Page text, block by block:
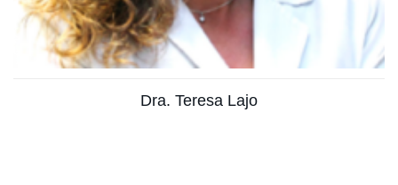
Ver más
Dra. Teresa Lajo